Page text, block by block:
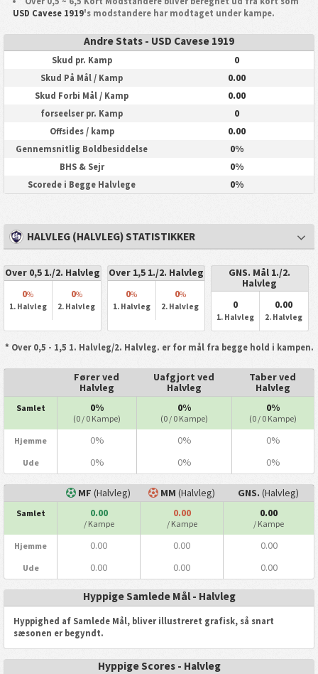
USD Cavese 1919's modstandere har modtaget under kampe.
Andre Stats - USD Cavese 1919
Skud pr. Kamp 0
Skud På Mål / Kamp 0.00
Skud Forbi Mål / Kamp 0.00
forseelser pr. Kamp 0
Offsides / kamp 0.00
Gennemsnitlig Boldbesiddelse 0%
BHS & Sejr 0%
Scorede i Begge Halvlege 0%
HALVLEG (HALVLEG) STATISTIKKER
Over 0,5 1./2. Halvleg
0%
1. Halvleg
0%
2. Halvleg
Over 1,5 1./2. Halvleg
0%
1. Halvleg
0%
2. Halvleg
GNS. Mål 1./2.
Halvleg
0
1. Halvleg
0.00
2. Halvleg
* Over 0,5 - 1,5 1. Halvleg/2. Halvleg. er for mål fra begge hold i kampen.
Fører ved
Halvleg
Uafgjort ved
Halvleg
Taber ved
Halvleg
Samlet 0%
(0 / 0 Kampe)
0%
(0 / 0 Kampe)
0%
(0 / 0 Kampe)
Hjemme 0% 0% 0%
Ude 0% 0% 0%
MF (Halvleg) MM (Halvleg) GNS. (Halvleg)
Samlet 0.00
/ Kampe
0.00
/ Kampe
0.00
/ Kampe
Hjemme 0.00 0.00 0.00
Ude 0.00 0.00 0.00
Hyppige Samlede Mål - Halvleg
Hyppighed af Samlede Mål, bliver illustreret grafisk, så snart
sæsonen er begyndt.
Hyppige Scores - Halvleg